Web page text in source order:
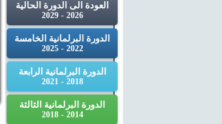
العودة الى الدورة الحالية
2026 - 2029
الدورة البرلمانية الخامسة
2022 - 2025
الدورة البرلمانية الرابعة
2018 - 2021
الدورة البرلمانية الثالثة
2014 - 2018